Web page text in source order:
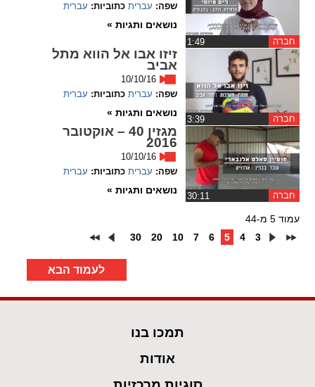
חברה
שפה: עברית כתוביות: עברית
נושאים ותגיות »
חברה
זיזו אבו אל הווא מתל
אביב
10/10/16
שפה: עברית כתוביות: עברית
נושאים ותגיות »
חברה
מגזין 40 – אוקטובר
2016
10/10/16
שפה: עברית כתוביות: עברית
נושאים ותגיות »
עמוד 5 מ-44
3
4
5
6
7
10
20
30
לעמוד הבא
תמכו בנו
אודות